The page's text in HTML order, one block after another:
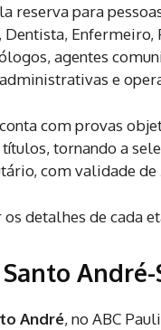
reserva para
Dentista,
agentes
e
com provas
tornando a
com validade
os detalhes de cada
André, no ABC